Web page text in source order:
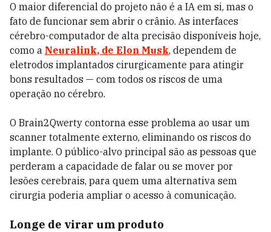
O maior diferencial do projeto não é a IA em si, mas o
fato de funcionar sem abrir o crânio. As interfaces
cérebro-computador de alta precisão disponíveis hoje,
como a Neuralink, de Elon Musk, dependem de
eletrodos implantados cirurgicamente para atingir
bons resultados — com todos os riscos de uma
operação no cérebro.
O Brain2Qwerty contorna esse problema ao usar um
scanner totalmente externo, eliminando os riscos do
implante. O público-alvo principal são as pessoas que
perderam a capacidade de falar ou se mover por
lesões cerebrais, para quem uma alternativa sem
cirurgia poderia ampliar o acesso à comunicação.
Longe de virar um produto